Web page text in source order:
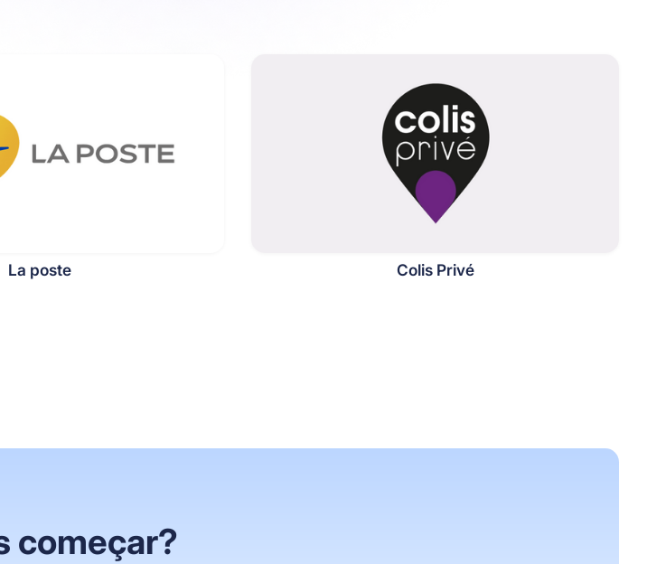
La poste Colis Privé
começar?